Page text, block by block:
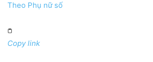
Theo Phụ nữ số
Copy link